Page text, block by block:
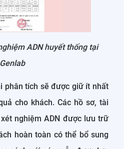
ADN huyết thống tại
Genlab
phân tích sẽ được giữ ít nhất
cho khách. Các hồ sơ, tài
nghiệm ADN được lưu trữ
hoàn toàn có thể bổ sung